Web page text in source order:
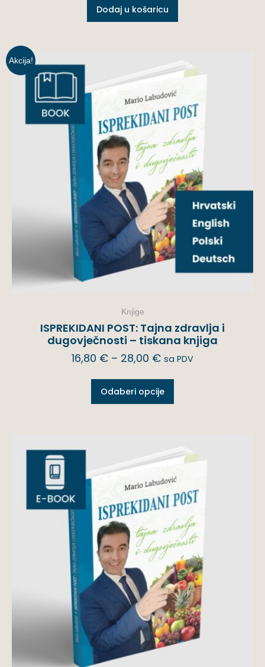
Dodaj u košaricu
Akcija!
Knjige
ISPREKIDANI POST: Tajna zdravlja i
dugovječnosti – tiskana knjiga
16,80 € – 28,00 € sa PDV
Odaberi opcije